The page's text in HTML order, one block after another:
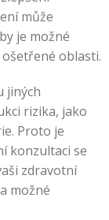
může
je možné
oblasti.
jiných
rizika, jako
Proto je
konzultaci se
zdravotní
možné